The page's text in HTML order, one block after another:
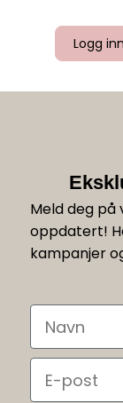
Logg inn
Meld deg
oppdatert!
kampanjer
Navn
Email